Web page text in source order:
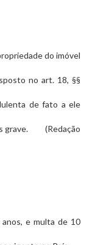
do imóvel
no art. 18, §§
de fato a ele
grave. (Redação
anos, e multa de 10